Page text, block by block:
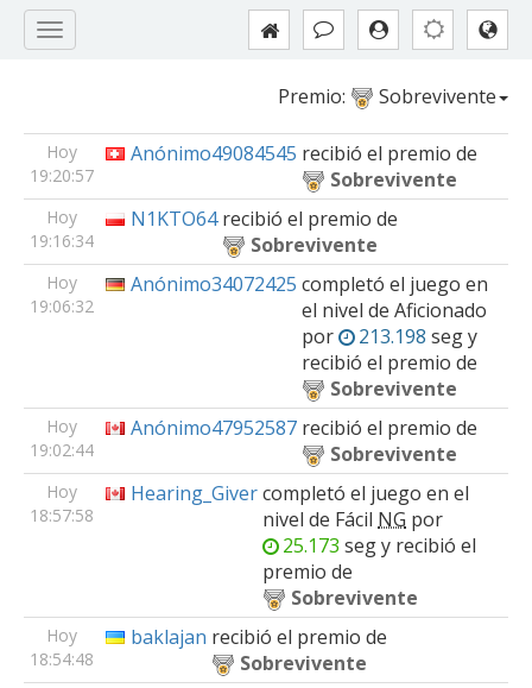
Premio: Sobrevivente
Hoy
19:20:57
Anónimo49084545 recibió el premio de
Sobrevivente
Hoy
19:16:34
N1KTO64 recibió el premio de
Sobrevivente
Hoy
19:06:32
Anónimo34072425 completó el juego en
el nivel de Aficionado
por
213.198 seg y
recibió el premio de
Sobrevivente
Hoy
19:02:44
Anónimo47952587 recibió el premio de
Sobrevivente
Hoy
18:57:58
Hearing_Givercompletó el juego en el
nivel de Fácil NG por
25.173 seg y recibió el
premio de
Sobrevivente
Hoy
18:54:48
baklajan recibió el premio de
Sobrevivente